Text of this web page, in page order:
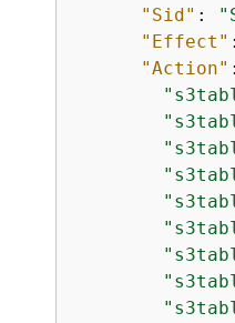
"Sid" :
"Effect"
"Action"